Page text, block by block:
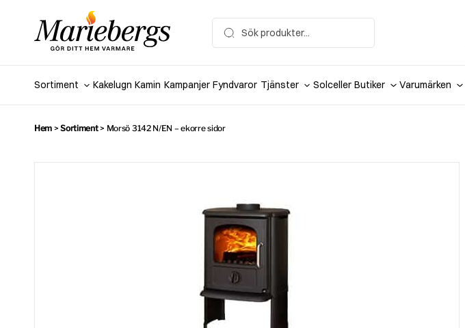
for:
Sortiment Kakelugn Kamin Kampanjer Fyndvaror Tjänster Solceller Butiker Varumärken
Hem >Sortiment> Morsö 3142 N/EN – ekorre sidor